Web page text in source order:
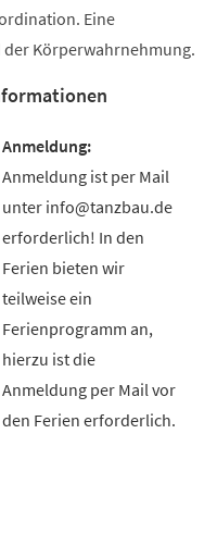
Eine
Körperwahrnehmung.
Anmeldung ist per Mail
unter info@tanzbau.de
erforderlich! In den
Ferien bieten wir
teilweise ein
Ferienprogramm an,
hierzu ist die
Anmeldung per Mail vor
den Ferien erforderlich.